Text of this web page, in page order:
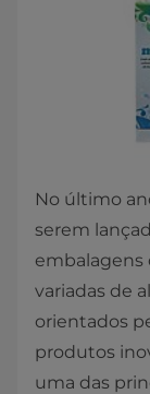
No último
serem
embalagens
variadas de
orientados
produtos
uma das